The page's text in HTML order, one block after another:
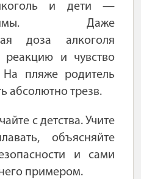
и дети —
Даже
доза алкоголя
реакцию и чувство
На пляже родитель
абсолютно трезв.
с детства. Учите
объясняйте
и сами
примером.